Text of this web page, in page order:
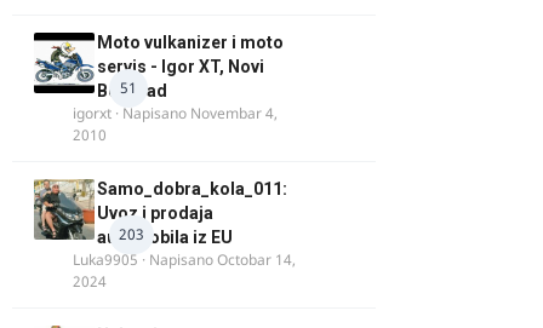
51
Moto vulkanizer i moto
servis - Igor XT, Novi
Beograd
igorxt · Napisano Novembar 4,
2010
203
Samo_dobra_kola_011:
Uvoz i prodaja
automobila iz EU
Luka9905 · NapisanoOctobar 14,
2024